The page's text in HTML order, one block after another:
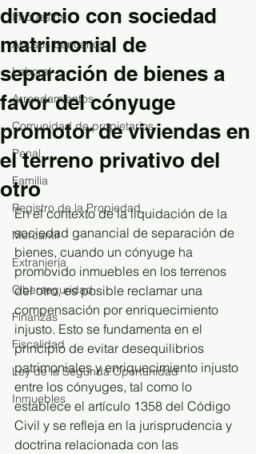
Impuestos
Abusos bancarios
Laboral
Arrendamientos
Comunidad de propietarios
Penal
Familia
Registro de la Propiedad
Mercantil
Extranjería
Ciberseguridad
Finanzas
Fiscalidad
Ley de la Segunda Oportunidad
Inmuebles
divorcio con sociedad
matrimonial de
separación de bienes a
favor del cónyuge
promotor de viviendas en
el terreno privativo del
otro
En el contexto de la liquidación de la
sociedad ganancial de separación de
bienes, cuando un cónyuge ha
promovido inmuebles en los terrenos
del otro, es posible reclamar una
compensación por enriquecimiento
injusto. Esto se fundamenta en el
principio de evitar desequilibrios
patrimoniales y enriquecimiento injusto
entre los cónyuges, tal como lo
establece el artículo 1358 del Código
Civil y se refleja en la jurisprudencia y
doctrina relacionada con las